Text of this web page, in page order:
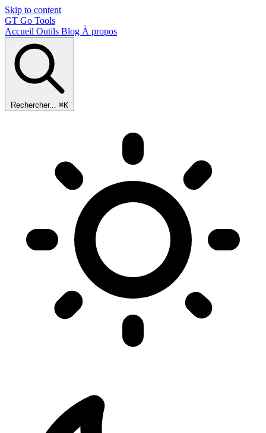
Skip to content
GT Go Tools
Accueil Outils Blog À propos
Rechercher... ⌘K